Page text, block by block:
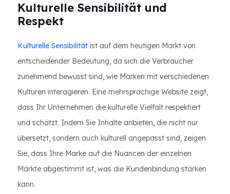
Kulturelle Sensibilität und
Respekt
Kulturelle Sensibilität ist auf dem heutigen Markt von
entscheidender Bedeutung, da sich die Verbraucher
zunehmend bewusst sind, wie Marken mit verschiedenen
Kulturen interagieren. Eine mehrsprachige Website zeigt,
dass Ihr Unternehmen die kulturelle Vielfalt respektiert
und schätzt. Indem Sie Inhalte anbieten, die nicht nur
übersetzt, sondern auch kulturell angepasst sind, zeigen
Sie, dass Ihre Marke auf die Nuancen der einzelnen
Märkte abgestimmt ist, was die Kundenbindung stärken
kann.